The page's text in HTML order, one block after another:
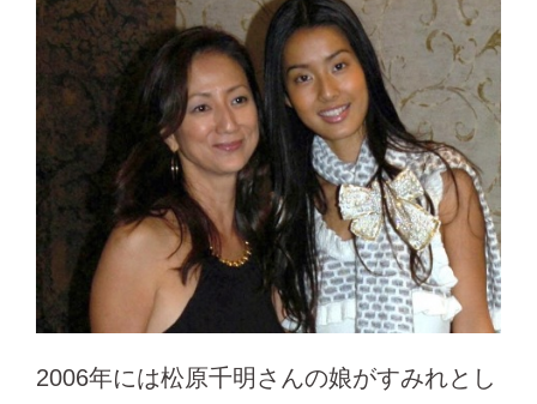
2006年には松原千明さんの娘がすみれとし